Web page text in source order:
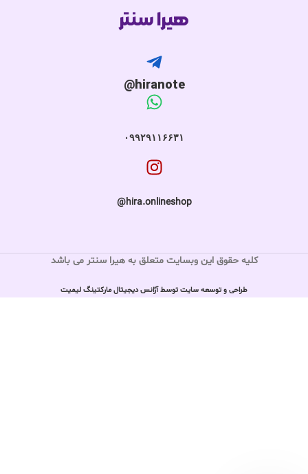
هیرا سنتر
hiranote@
۰۹۹۲۹۱۱۶۶۳۱
hira.onlineshop@
کلیه حقوق این وبسایت متعلق به هیرا سنتر می باشد
طراحی و توسعه سایت توسط آژانس دیجیتال مارکتینگ لیمیت